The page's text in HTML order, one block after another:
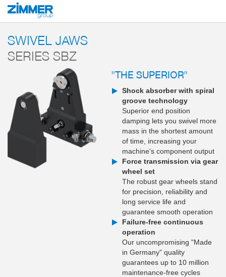
Start Products
SWIVEL JAWS
SERIES SBZ
"THE SUPERIOR"
Shock absorber with spiral
groove technology
Superior end position
damping lets you swivel more
mass in the shortest amount
of time, increasing your
machine's component output
Force transmission via gear
wheel set
The robust gear wheels stand
for precision, reliability and
long service life and
guarantee smooth operation
Failure-free continuous
operation
Our uncompromising "Made
in Germany" quality
guarantees up to 10 million
maintenance-free cycles